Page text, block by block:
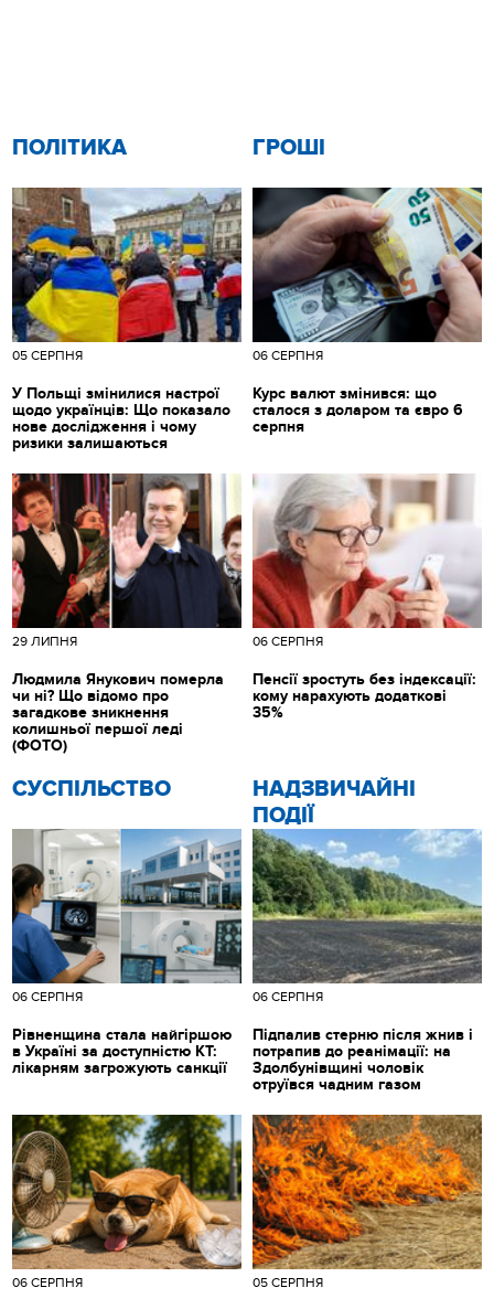
ПОЛІТИКА
05 СЕРПНЯ
У Польщі змінилися настрої
щодо українців: Що показало
нове дослідження і чому
ризики залишаються
ГРОШІ
06 СЕРПНЯ
Курс валют змінився: що
сталося з доларом та євро 6
серпня
CУСПІЛЬСТВО
06 СЕРПНЯ
Рівненщина стала найгіршою
в Україні за доступністю КТ:
лікарням загрожують санкції
НАДЗВИЧАЙНІ
ПОДІЇ
06 СЕРПНЯ
Підпалив стерню після жнив і
потрапив до реанімації: на
Здолбунівщині чоловік
отруївся чадним газом
29 ЛИПНЯ
Людмила Янукович померла
чи ні? Що відомо про
загадкове зникнення
колишньої першої леді
(ФОТО)
06 СЕРПНЯ
Пенсії зростуть без індексації:
кому нарахують додаткові
35%
06 СЕРПНЯ 05 СЕРПНЯ